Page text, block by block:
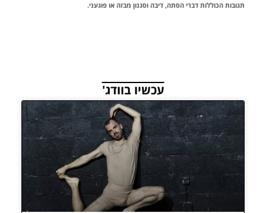
תגובות הכוללות דברי הסתה, דיבה וסגנון מבזה או פוגעני.
עכשיו בוודג'